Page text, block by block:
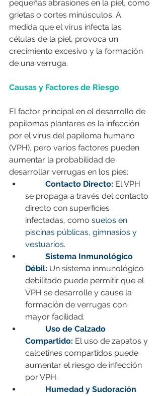
pequeñas abrasiones en la piel, como
grietas o cortes minúsculos. A
medida que el virus infecta las
células de la piel, provoca un
crecimiento excesivo y la formación
de una verruga.
Causas y Factores de Riesgo
El factor principal en el desarrollo de
papilomas plantares es la infección
por el virus del papiloma humano
(VPH), pero varios factores pueden
aumentar la probabilidad de
desarrollar verrugas en los pies:
Contacto Directo: El VPH
se propaga a través del contacto
directo con superficies
infectadas, como suelos en
piscinas públicas, gimnasios y
vestuarios.
Sistema Inmunológico
Débil: Un sistema inmunológico
debilitado puede permitir que el
VPH se desarrolle y cause la
formación de verrugas con
mayor facilidad.
Uso de Calzado
Compartido: El uso de zapatos y
calcetines compartidos puede
aumentar el riesgo de infección
por VPH.
Humedad y Sudoración